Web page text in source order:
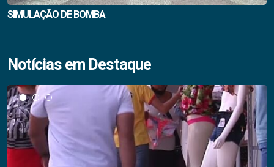
SIMULAÇÃO DE BOMBA
Notícias em Destaque